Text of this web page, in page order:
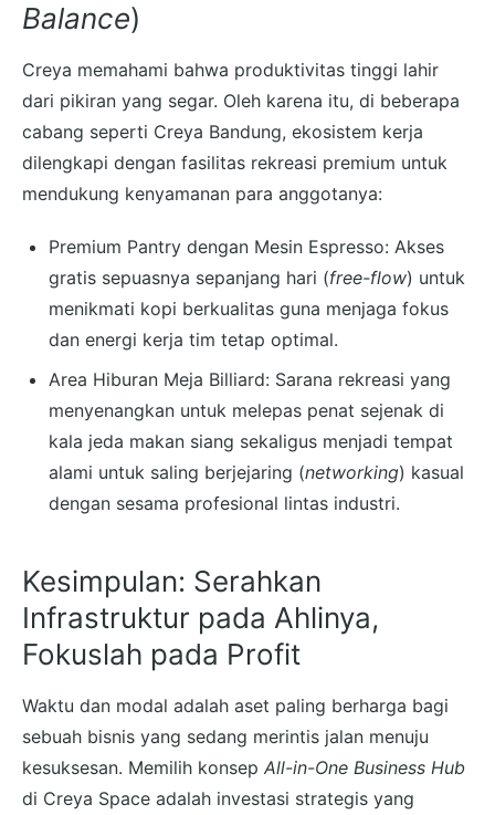
Balance)
Creya memahami bahwa produktivitas tinggi lahir
dari pikiran yang segar. Oleh karena itu, di beberapa
cabang seperti Creya Bandung, ekosistem kerja
dilengkapi dengan fasilitas rekreasi premium untuk
mendukung kenyamanan para anggotanya:
Premium Pantry dengan Mesin Espresso: Akses
gratis sepuasnya sepanjang hari (free-flow) untuk
menikmati kopi berkualitas guna menjaga fokus
dan energi kerja tim tetap optimal.
Area Hiburan Meja Billiard: Sarana rekreasi yang
menyenangkan untuk melepas penat sejenak di
kala jeda makan siang sekaligus menjadi tempat
alami untuk saling berjejaring (networking) kasual
dengan sesama profesional lintas industri.
Kesimpulan: Serahkan
Infrastruktur pada Ahlinya,
Fokuslah pada Profit
Waktu dan modal adalah aset paling berharga bagi
sebuah bisnis yang sedang merintis jalan menuju
kesuksesan. Memilih konsep All-in-One Business Hub
di Creya Space adalah investasi strategis yang